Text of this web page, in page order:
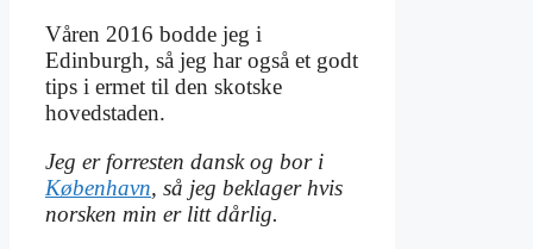
Våren 2016 bodde jeg i
Edinburgh, så jeg har også et godt
tips i ermet til den skotske
hovedstaden.
Jeg er forresten dansk og bor i
København, så jeg beklager hvis
norsken min er litt dårlig.